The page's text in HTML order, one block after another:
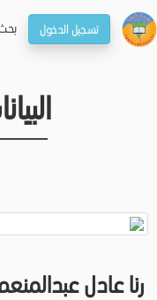
تسجيل الدخول
رنا عادل